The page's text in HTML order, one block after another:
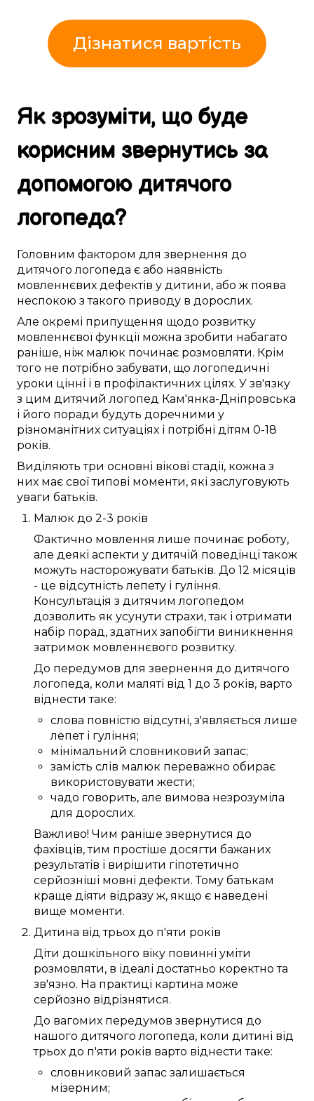
Дізнатися вартість
Як зрозуміти, що буде
корисним звернутись за
допомогою дитячого
логопеда?
Головним фактором для звернення до
дитячого логопеда є або наявність
мовленнєвих дефектів у дитини, або ж поява
неспокою зтакого приводу в дорослих.
Але окремі припущення щодо розвитку
мовленнєвої функції можна зробити набагато
раніше, ніж малюк починає розмовляти. Крім
того не потрібно забувати, що логопедичні
уроки цінні і в профілактичних цілях. У зв'язку
з цим дитячий логопед Кам'янка-Дніпровська
і його поради будуть доречними у
різноманітних ситуаціях і потрібні дітям 0-18
років.
Виділяютьтри основні вікові стадії, кожна з
них має своїтипові моменти, які заслуговують
уваги батьків.
Малюк до 2-3 років
Фактично мовлення лише починає роботу,
але деякі аспекти у дитячій поведінці також
можуть насторожувати батьків. До 12 місяців
- це відсутністьлепету і гуління.
Консультація з дитячим логопедом
дозволить як усунути страхи, так і отримати
набір порад, здатних запобігти виникнення
затримок мовленнєвого розвитку.
До передумов для звернення до дитячого
логопеда, коли маляті від 1 до 3 років, варто
віднести таке:
слова повністю відсутні, з'являється лише
лепеті гуління;
мінімальний словниковий запас;
замість слів малюк переважно обирає
використовувати жести;
чадо говорить, але вимова незрозуміла
для дорослих.
Важливо! Чим раніше звернутися до
фахівців, тим простіше досягти бажаних
результатів і вирішити гіпотетично
серйозніші мовні дефекти.Тому батькам
краще діяти відразу ж, якщо є наведені
вище моменти.
Дитина від трьох до п'яти років
Діти дошкільного віку повинні уміти
розмовляти, в ідеалі достатньо коректно та
зв'язно. На практиці картина може
серйозно відрізнятися.
До вагомих передумов звернутися до
нашого дитячого логопеда, коли дитині від
трьох до п'яти років варто віднести таке:
словниковий запас залишається
мізерним;